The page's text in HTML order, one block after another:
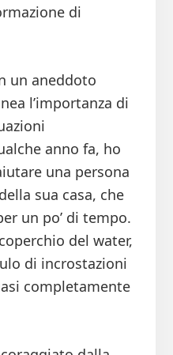
di
un aneddoto
l’importanza di
anno fa, ho
una persona
sua casa, che
un po’ di tempo.
del water,
di incrostazioni
completamente